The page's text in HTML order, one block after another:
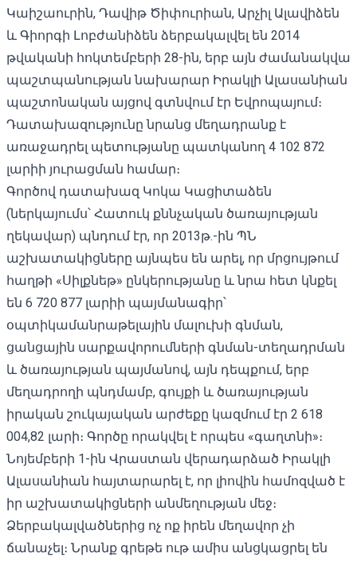
Կաիշաուրին, Դավիթ Ծիփուրիան, Արչիլ Ալավիձեն
և Գիորգի Լոբժանիձեն ձերբակալվել են 2014
թվականի հոկտեմբերի 28-ին, երբ այն ժամանակվա
պաշտպանության նախարար Իրակլի Ալասանիան
պաշտոնական այցով գտնվում էր Եվրոպայում։
Դատախազությունը նրանց մեղադրանք է
առաջադրել պետությանը պատկանող 4 102 872
լարիի յուրացման համար։
Գործով դատախազ Կոկա Կացիտաձեն
(ներկայումս՝ Հատուկ քննչական ծառայության
ղեկավար) պնդում էր, որ 2013թ.-ին ՊՆ
աշխատակիցները այնպես են արել, որ մրցույթում
հաղթի «Սիլքնեթ» ընկերությանը և նրա հետ կնքել
են 6 720 877 լարիի պայմանագիր՝
օպտիկամանրաթելային մալուխի գնման,
ցանցային սարքավորումների գնման-տեղադրման
և ծառայության պայմանով, այն դեպքում, երբ
մեղադրողի պնդմամբ, գույքի և ծառայության
իրական շուկայական արժեքը կազմում էր 2 618
004,82 լարի։ Գործը որակվել է որպես «գաղտնի»։
Նոյեմբերի 1-ին Վրաստան վերադարձած Իրակլի
Ալասանիան հայտարարել է, որ լիովին համոզված է
իր աշխատակիցների անմեղության մեջ։
Ձերբակալվածներից ոչ ոք իրեն մեղավոր չի
ճանաչել։ Նրանք գրեթե ութ ամիս անցկացրել են